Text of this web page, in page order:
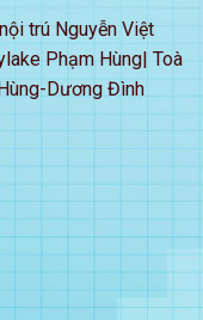
trú Nguyễn Việt
Phạm Hùng| Toà
Dương Đình